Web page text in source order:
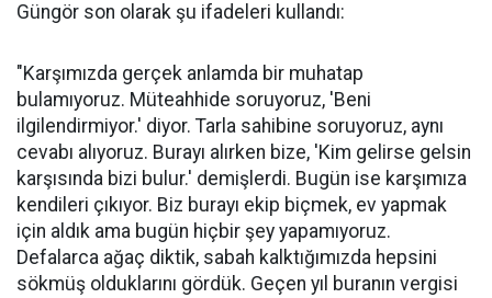
Güngör son olarak şu ifadeleri kullandı:
"Karşımızda gerçek anlamda bir muhatap
bulamıyoruz. Müteahhide soruyoruz, 'Beni
ilgilendirmiyor.' diyor. Tarla sahibine soruyoruz, aynı
cevabı alıyoruz. Burayı alırken bize, 'Kim gelirse gelsin
karşısında bizi bulur.' demişlerdi. Bugün ise karşımıza
kendileri çıkıyor. Biz burayı ekip biçmek, ev yapmak
için aldık ama bugün hiçbir şey yapamıyoruz.
Defalarca ağaç diktik, sabah kalktığımızda hepsini
sökmüş olduklarını gördük. Geçen yıl buranın vergisi